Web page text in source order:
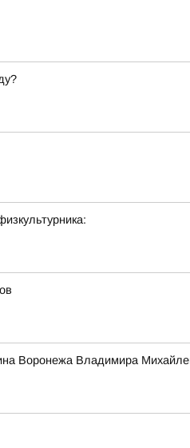
Воронежа Владимира